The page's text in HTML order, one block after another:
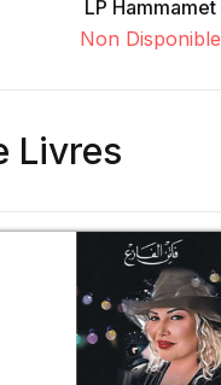
LP Hammamet
Non Disponible
Livres